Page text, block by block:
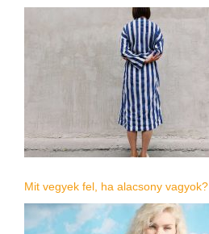
Mit vegyek fel, ha alacsony vagyok?